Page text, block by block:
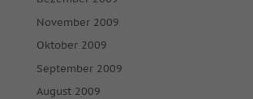
November 2009
Oktober 2009
September 2009
August 2009